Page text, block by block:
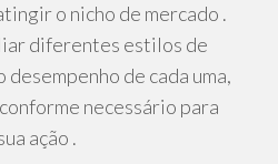
o nicho de mercado .
diferentes estilos de
desempenho de cada uma,
necessário para
ação .